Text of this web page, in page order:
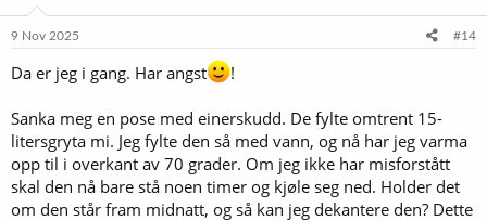
Voss region. It includes juniper branches, a long boil, and
warm fermentation with the increasingly available Voss
www.beerandbrewing.com
n
e
:
9 Nov 2025 #14
Da er jeg i gang. Har angst !
Sanka meg en pose med einerskudd. De fylte omtrent 15-
litersgryta mi. Jeg fylte den så med vann, og nå har jeg varma
opp til i overkant av 70 grader. Om jeg ikke har misforstått
skal den nå bare stå noen timer og kjøle seg ned. Holder det
om den står fram midnatt, og så kan jeg dekantere den? Dette